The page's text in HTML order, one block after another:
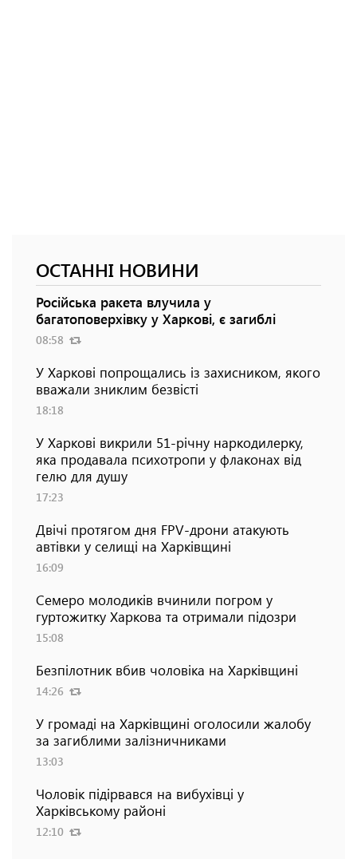
ОСТАННІ НОВИНИ
Російська ракета влучила у
багатоповерхівку у Харкові, є загиблі
08:58
У Харкові попрощались із захисником, якого
вважали зниклим безвісті
18:18
У Харкові викрили 51-річну наркодилерку,
яка продавала психотропи у флаконах від
гелю для душу
17:23
Двічі протягом дня FPV-дрони атакують
автівки у селищі на Харківщині
16:09
Семеро молодиків вчинили погром у
гуртожитку Харкова та отримали підозри
15:08
Безпілотник вбив чоловіка на Харківщині
14:26
У громаді на Харківщині оголосили жалобу
за загиблими залізничниками
13:03
Чоловік підірвався на вибухівці у
Харківському районі
12:10